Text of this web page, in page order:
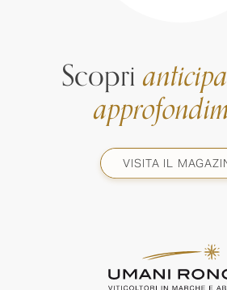
Scopri
VISITA IL